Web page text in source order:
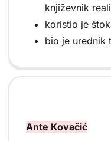
književnik
koristio je
bio je urednik
Ante Kovačić